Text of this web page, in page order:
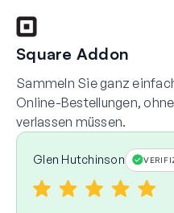
Square Addon
Sammeln Sie ganz
Online-Bestellungen,
verlassen müssen.
Glen Hutchinson